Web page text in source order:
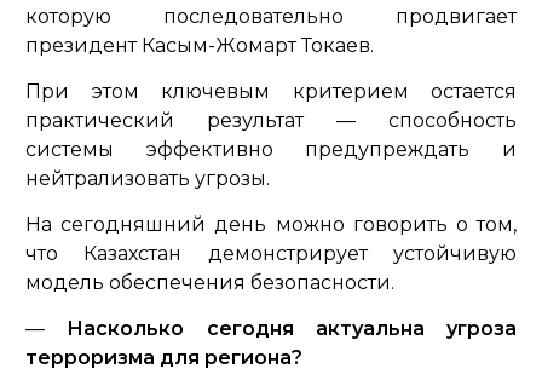
которую последовательно продвигает
президент Касым-Жомарт Токаев.
При этом ключевым критерием остается
практический результат — способность
системы эффективно предупреждать и
нейтрализовать угрозы.
На сегодняшний день можно говорить о том,
что Казахстан демонстрирует устойчивую
модель обеспечения безопасности.
— Насколько сегодня актуальна угроза
терроризма для региона?